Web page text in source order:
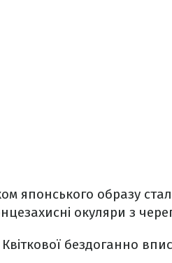
японського образу
окуляри з
бездоганно